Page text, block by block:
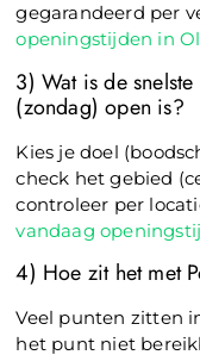
gegarandeerd per
openingstijden in
3) Wat is de
(zondag) open is?
Kies je doel
check het gebied
controleer per
vandaag
4) Hoe zit het met
Veel punten zitten
het punt niet